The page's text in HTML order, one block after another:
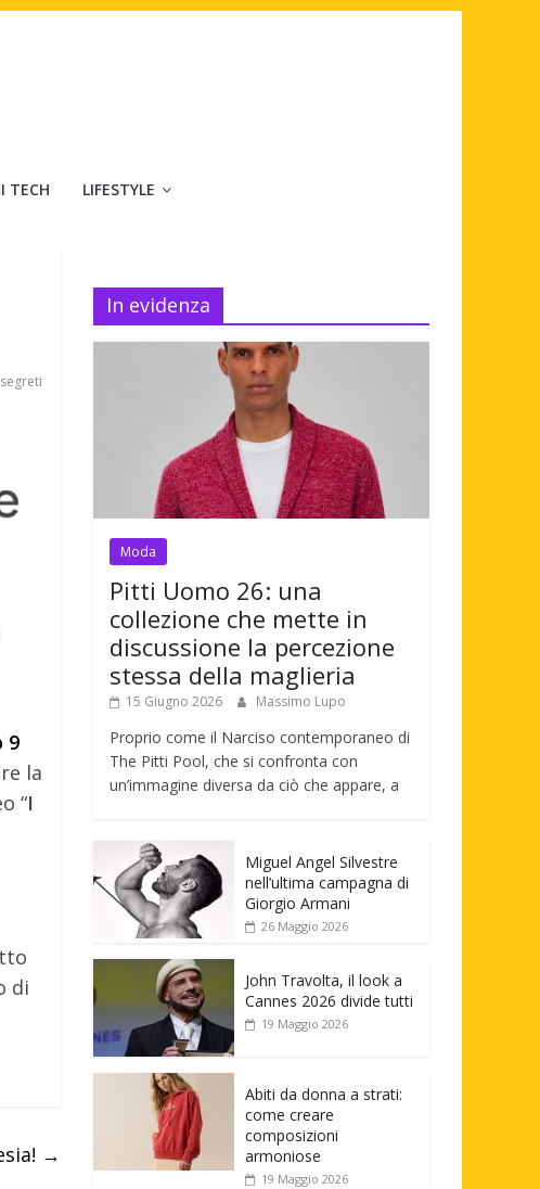
TECH LIFESTYLE
9
la
“I
di
→
In evidenza
Moda
Pitti Uomo 26: una
collezione che mette in
discussione la percezione
stessa della maglieria
15 Giugno 2026 Massimo Lupo
Proprio come il Narciso contemporaneo di
The Pitti Pool, che si confronta con
un’immagine diversa da ciò che appare, a
Miguel Angel Silvestre
nell’ultima campagna di
Giorgio Armani
26 Maggio 2026
John Travolta, il look a
Cannes 2026 divide tutti
19 Maggio 2026
Abiti da donna a strati:
come creare
composizioni
armoniose
19 Maggio 2026